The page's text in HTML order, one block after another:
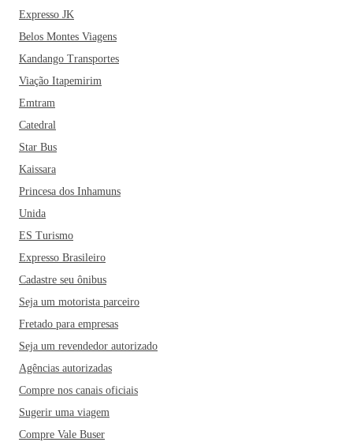
Expresso JK
Belos Montes Viagens
Kandango Transportes
Viação Itapemirim
Emtram
Catedral
Star Bus
Kaissara
Princesa dos Inhamuns
Unida
ES Turismo
Expresso Brasileiro
Cadastre seu ônibus
Seja um motorista parceiro
Fretado para empresas
Seja um revendedor autorizado
Agências autorizadas
Compre nos canais oficiais
Sugerir uma viagem
Compre Vale Buser